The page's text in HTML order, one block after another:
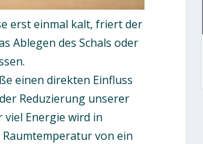
erst einmal kalt, friert der
Ablegen des Schals oder
einen direkten Einfluss
Reduzierung unserer
viel Energie wird in
von ein